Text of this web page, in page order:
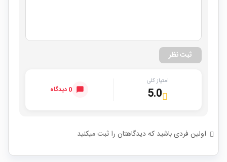
ثبت نظر
امتیاز کلی
5.0 0 دیدگاه
اولین فردی باشید که دیدگاهتان را ثبت میکنید